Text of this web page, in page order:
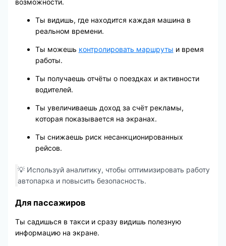
Ты видишь, где находится каждая машина в
реальном времени.
Ты можешь контролировать маршруты и время
работы.
Ты получаешь отчёты о поездках и активности
водителей.
Ты увеличиваешь доход за счёт рекламы,
которая показывается на экранах.
Ты снижаешь риск несанкционированных
рейсов.
💡 Используй аналитику, чтобы оптимизировать работу
автопарка и повысить безопасность.
Для пассажиров
Ты садишься в такси и сразу видишь полезную
информацию на экране.